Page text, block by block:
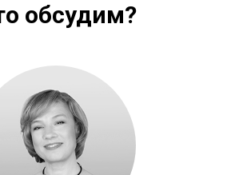
обсудим?